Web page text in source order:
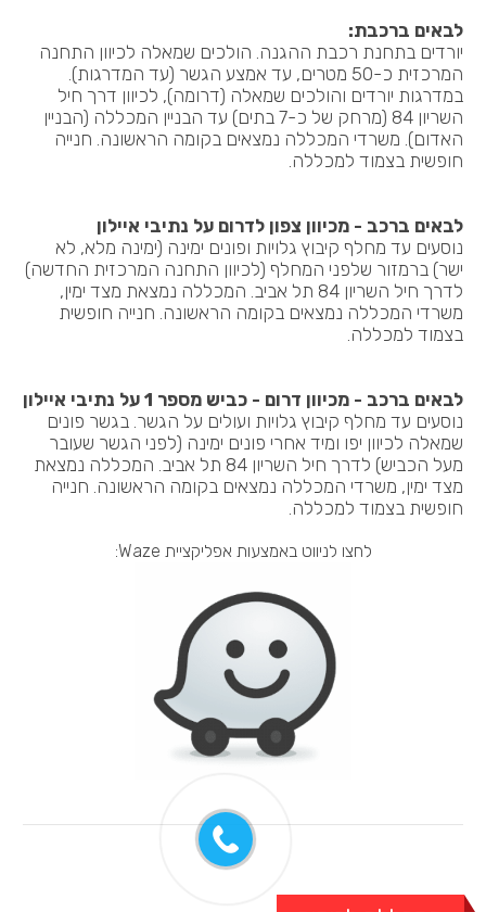
לבאים ברכבת:
יורדים בתחנת רכבת ההגנה. הולכים שמאלה לכיוון התחנה
המרכזית כ-50 מטרים, עד אמצע הגשר (עד המדרגות).
במדרגות יורדים והולכים שמאלה (דרומה), לכיוון דרך חיל
השריון 84 (מרחק של כ-7 בתים) עד הבניין המכללה (הבניין
האדום). משרדי המכללה נמצאים בקומה הראשונה. חנייה
חופשית בצמוד למכללה.
לבאים ברכב - מכיוון צפון לדרום על נתיבי איילון
נוסעים עד מחלף קיבוץ גלויות ופונים ימינה (ימינה מלא, לא
ישר) ברמזור שלפני המחלף (לכיוון התחנה המרכזית החדשה)
לדרך חיל השריון 84 תל אביב. המכללה נמצאת מצד ימין,
משרדי המכללה נמצאים בקומה הראשונה. חנייה חופשית
בצמוד למכללה.
לבאים ברכב - מכיוון דרום - כביש מספר 1 על נתיבי איילון
נוסעים עד מחלף קיבוץ גלויות ועולים על הגשר. בגשר פונים
שמאלה לכיוון יפו ומיד אחרי פונים ימינה (לפני הגשר שעובר
מעל הכביש) לדרך חיל השריון 84 תל אביב. המכללה נמצאת
מצד ימין, משרדי המכללה נמצאים בקומה הראשונה. חנייה
חופשית בצמוד למכללה.
לחצו לניווט באמצעות אפליקציית Waze: